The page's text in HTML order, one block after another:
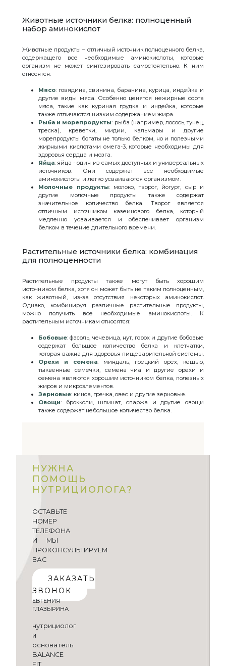
Животные источники белка: полноценный
набор аминокислот
Животные продукты – отличный источник полноценного белка,
содержащего все необходимые аминокислоты, которые
организм не может синтезировать самостоятельно. К ним
относятся:
Мясо: говядина, свинина, баранина, курица, индейка и
другие виды мяса. Особенно ценятся нежирные сорта
мяса, такие как куриная грудка и индейка, которые
также отличаются низким содержанием жира.
Рыба и морепродукты: рыба (например, лосось, тунец,
треска), креветки, мидии, кальмары и другие
морепродукты богаты не только белком, но и полезными
жирными кислотами омега-3, которые необходимы для
здоровья сердца и мозга.
Яйца: яйца - один из самых доступных и универсальных
источников. Они содержат все необходимые
аминокислоты и легко усваиваются организмом.
Молочные продукты: молоко, творог, йогурт, сыр и
другие молочные продукты также содержат
значительное количество белка. Творог является
отличным источником казеинового белка, который
медленно усваивается и обеспечивает организм
белком в течение длительного времени.
Растительные источники белка: комбинация
для полноценности
Растительные продукты также могут быть хорошим
источником белка, хотя он может быть не таким полноценным,
как животный, из-за отсутствия некоторых аминокислот.
Однако, комбинируя различные растительные продукты,
можно получить все необходимые аминокислоты. К
растительным источникам относятся:
Бобовые: фасоль, чечевица, нут, горох и другие бобовые
содержат большое количество белка и клетчатки,
которая важна для здоровья пищеварительной системы.
Орехи и семена: миндаль, грецкий орех, кешью,
тыквенные семечки, семена чиа и другие орехи и
семена являются хорошим источником белка, полезных
жиров и микроэлементов.
Зерновые: киноа, гречка, овес и другие зерновые.
Овощи: брокколи, шпинат, спаржа и другие овощи
также содержат небольшое количество белка.
НУЖНА
ПОМОЩЬ
НУТРИЦИОЛОГА?
ОСТАВЬТЕ
НОМЕР
ТЕЛЕФОНА
И МЫ
ПРОКОНСУЛЬТИРУЕМ
ВАС
ЗАКАЗАТЬ
ЗВОНОК
ЕВГЕНИЯ
ГЛАЗЫРИНА
нутрициолог
и
основатель
BALANCE
FIT